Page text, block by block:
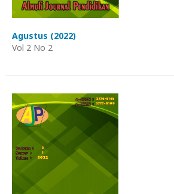
Agustus (2022)
Vol 2 No 2